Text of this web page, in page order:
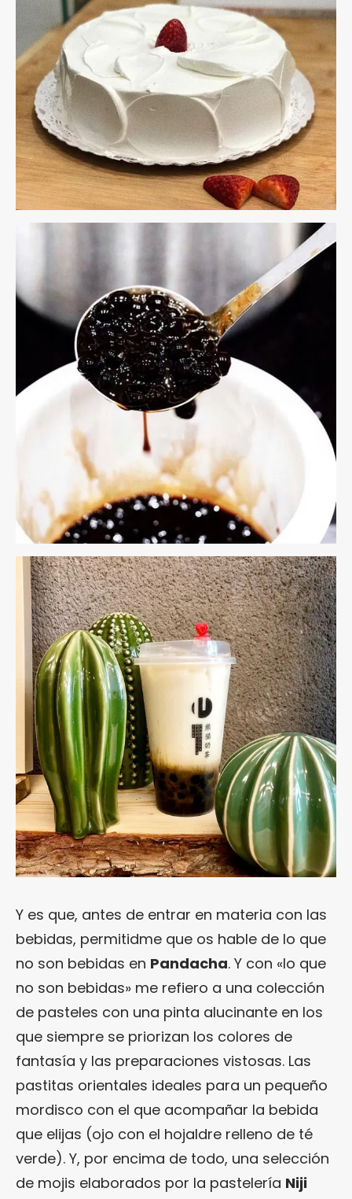
Y es que, antes de entrar en materia con las
bebidas, permitidme que os hable de lo que
no son bebidas en Pandacha. Y con «lo que
no son bebidas» me refiero a una colección
de pasteles con una pinta alucinante en los
que siempre se priorizan los colores de
fantasía y las preparaciones vistosas. Las
pastitas orientales ideales para un pequeño
mordisco con el que acompañar la bebida
que elijas (ojo con el hojaldre relleno de té
verde). Y, por encima de todo, una selección
de mojis elaborados por la pastelería Niji